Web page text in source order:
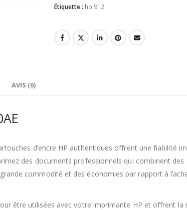
Étiquette : hp 912
AVIS (0)
d’encre HP authentiques offrent une fiabilité
des documents professionnels qui combinent
commodité et des économies par rapport à
être utilisées avec votre imprimante HP et offrent la